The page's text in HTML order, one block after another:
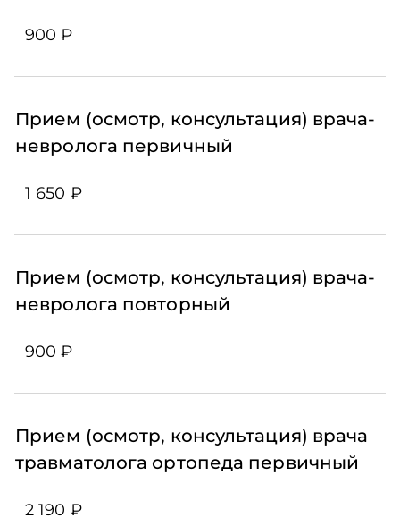
900 ₽
Прием (осмотр, консультация) врача-
невролога первичный
1 650 ₽
Прием (осмотр, консультация) врача-
невролога повторный
900 ₽
Прием (осмотр, консультация) врача
травматолога ортопеда первичный
2 190 ₽